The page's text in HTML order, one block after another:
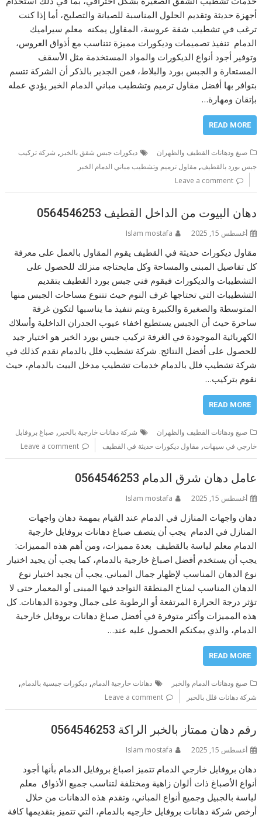
أجهزة حديثة وتقديم الحلول المناسبة للصيانة والتصليح، أما إذا كنت
ترغب في تشطيب شقة عروسة، المقاول يمكنه معلم سيراميك
الدمام تنفيذ تصميمات وديكورات مميزة تتناسب مع أذواق العروس،
وتوفير أجود أنواع الديكورات والمواد المستخدمة مثل الأسقف
المستعارة و الجبس بورد والبلاط، فمن الجدير بالذكر أن الشركة تتسم
بتوافر بها أفضل مقاول ترميم وتشطيب مباني الدمام الخبر يؤدي عمله
بإتقان ومهارة…
READ MORE
صبغ ودهانات القطيف والظهران ديكورات جبس شقق بالخبر , شركة تركيب
جبس بورد بالقطيف,مقاول ترميم وتشطيب مباني الدمام الخبر
Leave a comment
دهان البيوت من الداخل القطيف 0564546253
أغسطس 15, 2025 Islam mostafa
مقاول ديكورات حديثة في القطيف يقوم المقاول بالعمل على معرفة
كل تفاصيل المبنى والمساحة وكل مايحتاجه منزلك للحصول على
التشطيبات والديكورات فيقوم فني جبس بورد القطيف بتقديم
التشطيبات التي تحتاجها غرف النوم حيث تتنوع مساحات الجبس منها
المتوسطة والصغيرة والكبيرة ويتم تنفيذ ما يناسبها لتكون غرفة
ساحرة حيث أن الجبس يستطيع اخفاء عيوب الجدران الداخلية وأسلاك
الكهربائية الموجودة في الغرفة تركيب جبس بورد الخبر هو اختيار جيد
للحصول على أفضل النتائج. شركة تشطيب فلل بالدمام نقدم كذلك في
شركة تشطيب فلل بالدمام خدمات تشطيب مدخل البيت بالدمام، حيث
نقوم بتركيب…
READ MORE
صبغ ودهانات القطيف والظهران شركة دهانات خارجية بالخبر ,صباغ بروفايل
خارجي في سيهات,مقاول ديكورات حديثة في القطيف Leave a comment
عامل دهان شرق الدمام 0564546253
أغسطس 15, 2025 Islam mostafa
دهان واجهات المنازل في الدمام عند القيام بمهمة دهان واجهات
المنازل في الدمام يجب أن يتصف صباغ دهانات بروفايل خارجية
الدمام معلم لياسة بالقطيف بعدة مميزات، ومن أهم هذه المميزات:
يجب أن يستخدم أفضل اصباغ خارجية بالدمام، كما يجب أن يجيد اختيار
نوع الدهان المناسب لإظهار جمال المباني. يجب أن يجيد اختيار نوع
الدهان المناسب لمناخ المنطقة التواجد فيها المبنى أو المعمار حتى لا
تؤثر درجة الحرارة المرتفعة أو الرطوبة على جمال وجودة الدهانات. كل
هذه المميزات وأكثر متوفرة في أفضل صباغ دهانات بروفايل خارجية
الدمام، والذي يمكنكم الحصول عليه عند…
READ MORE
صبغ ودهانات الدمام والخبر دهانات خارجية الدمام,ديكورات جبسية بالدمام,
شركة دهانات فلل بالخبر Leave a comment
رقم دهان ممتاز بالخبر الراكة 0564546253
أغسطس 15, 2025 Islam mostafa
دهان بروفايل خارجي الدمام تتميز اصباغ بروفايل الدمام بأنها أجود
أنواع الأصباغ ذات ألوان زاهية ومختلفة لتناسب جميع الأذواق معلم
لياسة بالجبيل وجميع أنواع المباني، وتقدم هذه الدهانات من خلال
أرخص شركة دهانات بروفايل خارجيه بالدمام، التي تتميز بتقديمها كافة